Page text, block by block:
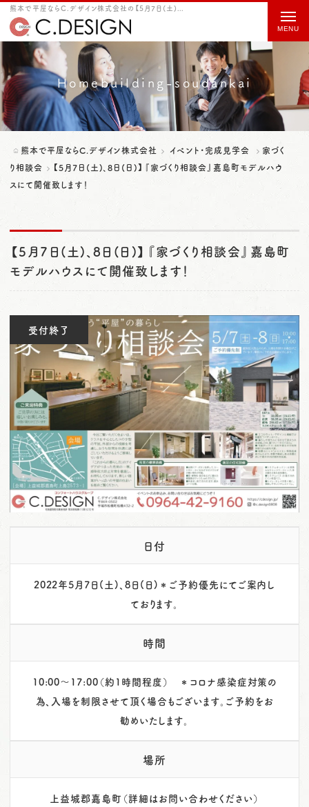
熊本で平屋ならC.デザイン株式会社の【5月7日(土)、8日(日)】『家づくり相談会』嘉島町モデルハウスにて開催致します！をご紹介
Homebuilding-soudankai
熊本で平屋ならC.デザイン株式会社 イベント・完成見学会
家づく
り相談会
【5月7日(土)、8日(日)】『家づくり相談会』嘉島町モデルハウ
スにて開催致します！
【5月7日(土)、8日(日)】『家づくり相談会』嘉島町
モデルハウスにて開催致します！
受付終了
日付
2022年5月7日(土)、8日(日)＊ご予約優先にてご案内し
ております。
時間
10:00～17:00（約1時間程度） ＊コロナ感染症対策の
為、入場を制限させて頂く場合もございます。ご予約をお
勧めいたします。
場所
上益城郡嘉島町（詳細はお問い合わせください）
t
o
g
g
l
e
g
o
n